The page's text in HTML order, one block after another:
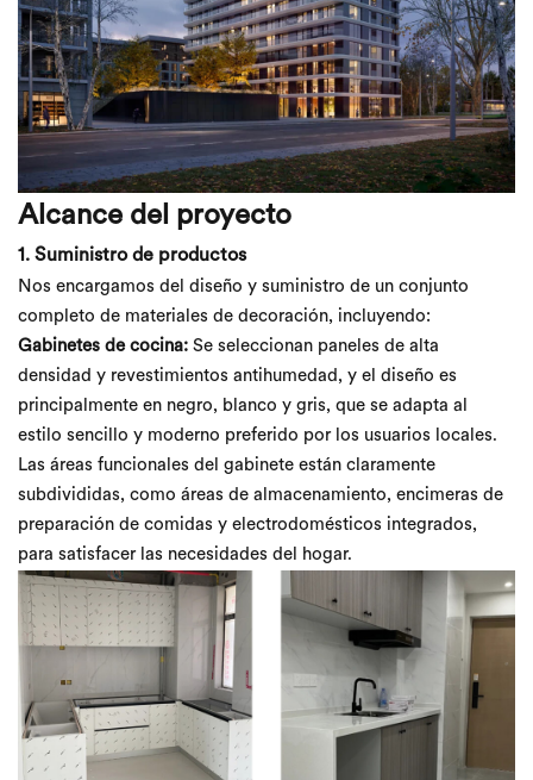
Alcance del proyecto
1. Suministro de productos
Nos encargamos del diseño y suministro de un conjunto
completo de materiales de decoración, incluyendo:
Gabinetes de cocina: Se seleccionan paneles de alta
densidad y revestimientos antihumedad, y el diseño es
principalmente en negro, blanco y gris, que se adapta al
estilo sencillo y moderno preferido por los usuarios locales.
Las áreas funcionales del gabinete están claramente
subdivididas, como áreas de almacenamiento, encimeras de
preparación de comidas y electrodomésticos integrados,
para satisfacer las necesidades del hogar.